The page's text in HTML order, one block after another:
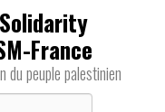
France
du peuple palestinien